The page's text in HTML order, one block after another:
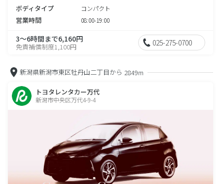
ボディタイプ コンパクト
営業時間 08:00-19:00
3～6時間まで6,160円
免責補償制度1,100円 025-275-0700
新潟県新潟市東区牡丹山二丁目から 2849m
トヨタレンタカー万代
新潟市中央区万代4-9-4